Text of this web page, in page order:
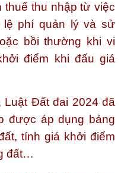
thuế thu nhập từ việc
lệ phí quản lý và sử
bồi thường khi vi
điểm khi đấu giá
Đất đai 2024 đã
được áp dụng bảng
tính giá khởi điểm
đất…